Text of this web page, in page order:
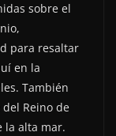
sobre el
para resaltar
en la
También
Reino de
la alta mar.